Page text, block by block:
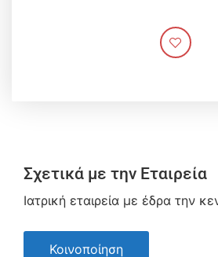
Σχετικά με την Εταιρεία
Ιατρική εταιρεία με έδρα την
Κοινοποίηση